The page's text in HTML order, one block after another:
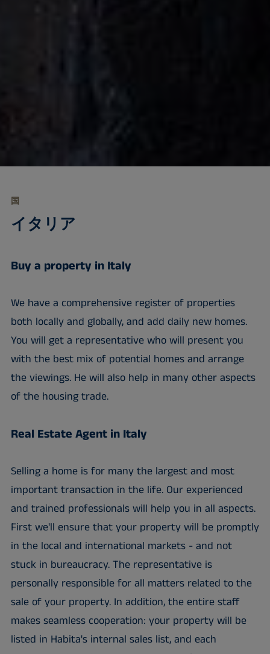
国
イタリア
Buy a property in Italy
We have a comprehensive register of properties
both locally and globally, and add daily new homes.
You will get a representative who will present you
with the best mix of potential homes and arrange
the viewings. He will also help in many other aspects
of the housing trade.
Real Estate Agent in Italy
Selling a home is for many the largest and most
important transaction in the life. Our experienced
and trained professionals will help you in all aspects.
First we'll ensure that your property will be promptly
in the local and international markets - and not
stuck in bureaucracy. The representative is
personally responsible for all matters related to the
sale of your property. In addition, the entire staff
makes seamless cooperation: your property will be
listed in Habita's internal sales list, and each